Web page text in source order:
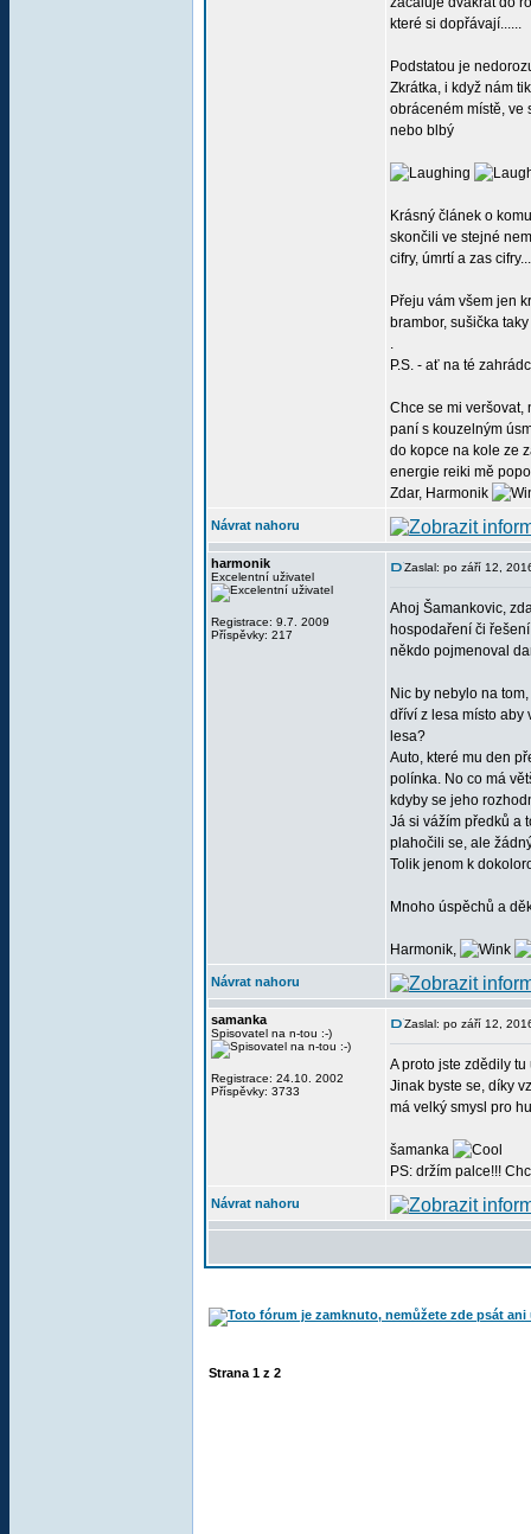
které si dopřávají......
Podstatou je
Zkrátka, i když nám
obráceném místě, ve
nebo blbý
Krásný článek o
skončili ve stejné
cifry, úmrtí a zas
Přeju vám všem jen
brambor, sušička
.
P.S. - ať na té
Chce se mi veršovat,
paní s kouzelným
do kopce na kole ze
energie reiki mě
Zdar, Harmonik
Návrat nahoru
harmonik
Excelentní uživatel
Registrace: 9.7. 2009
Příspěvky: 217
Zaslal: po září 12,
Ahoj Šamankovic,
hospodaření či
někdo pojmenoval
Nic by nebylo na
dříví z lesa místo aby
lesa?
Auto, které mu den
polínka. No co má
kdyby se jeho
Já si vážím předků a
plahočili se, ale
Tolik jenom k
Mnoho úspěchů a
Harmonik,
Návrat nahoru
samanka
Spisovatel na n-tou :-)
Registrace: 24.10. 2002
Příspěvky: 3733
Zaslal: po září 12,
A proto jste zdědily
Jinak byste se, díky
má velký smysl pro
šamanka
PS: držím palce!!!
Návrat nahoru
Strana 1 z 2